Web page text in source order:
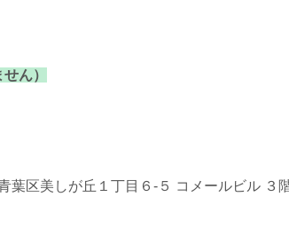
ん）
葉区美しが丘１丁目６-５ コメールビル ３